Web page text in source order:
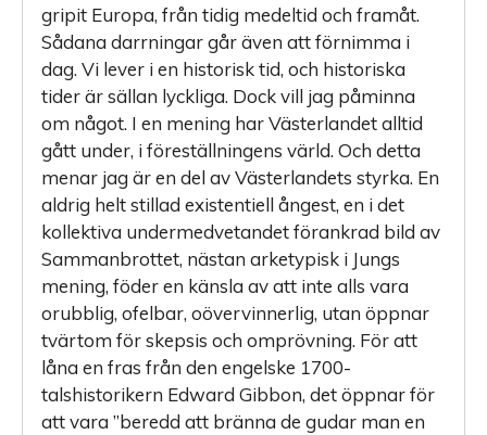
gripit Europa, från tidig medeltid och framåt.
Sådana darrningar går även att förnimma i
dag. Vi lever i en historisk tid, och historiska
tider är sällan lyckliga. Dock vill jag påminna
om något. I en mening har Västerlandet alltid
gått under, i föreställningens värld. Och detta
menar jag är en del av Västerlandets styrka. En
aldrig helt stillad existentiell ångest, en i det
kollektiva undermedvetandet förankrad bild av
Sammanbrottet, nästan arketypisk i Jungs
mening, föder en känsla av att inte alls vara
orubblig, ofelbar, oövervinnerlig, utan öppnar
tvärtom för skepsis och omprövning. För att
låna en fras från den engelske 1700-
talshistorikern Edward Gibbon, det öppnar för
att vara ”beredd att bränna de gudar man en